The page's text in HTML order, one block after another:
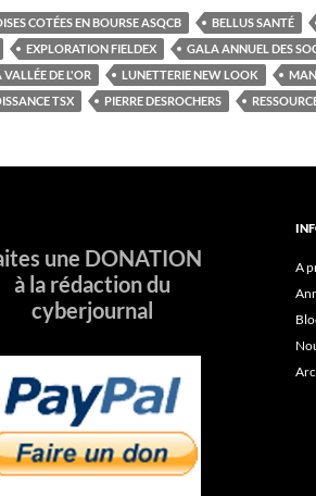
COTÉES EN BOURSE ASQCB BELLUS SANTÉ
EXPLORATION FIELDEX GALA ANNUEL DES
VALLÉE DE L'OR LUNETTERIE NEW LOOK
TSX PIERRE DESROCHERS
une DONATION
à la rédaction du
cyberjournal
A